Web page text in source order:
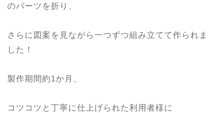
のパーツを折り、
さらに図案を見ながら一つずつ組み立てて作られま
した！
製作期間約1か月、
コツコツと丁寧に仕上げられた利用者様に